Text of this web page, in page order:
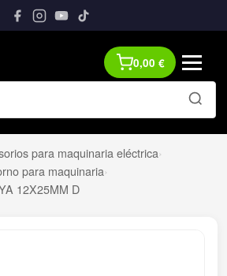
0,00 €
para maquinaria eléctrica›
para maquinaria›
12X25MM D